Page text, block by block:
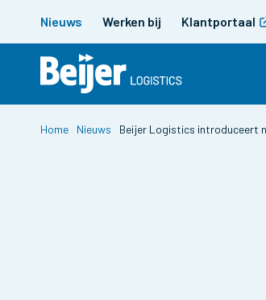
Nieuws Werken bij Klantportaal
Home Nieuws Beijer Logistics introduceert